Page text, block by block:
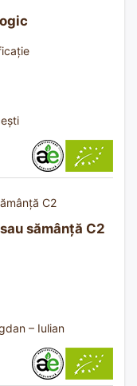
sămânță C2
– Iulian